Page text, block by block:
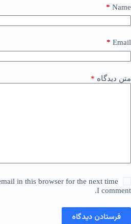
Name
*
Email
*
متن دیدگاه *
in this browser for the next time
I comment.
فرستادن دیدگاه